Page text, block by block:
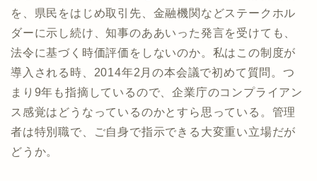
を、県民をはじめ取引先、金融機関などステークホル
ダーに示し続け、知事のああいった発言を受けても、
法令に基づく時価評価をしないのか。私はこの制度が
導入される時、2014年2月の本会議で初めて質問。つ
まり9年も指摘しているので、企業庁のコンプライアン
ス感覚はどうなっているのかとすら思っている。管理
者は特別職で、ご自身で指示できる大変重い立場だが
どうか。